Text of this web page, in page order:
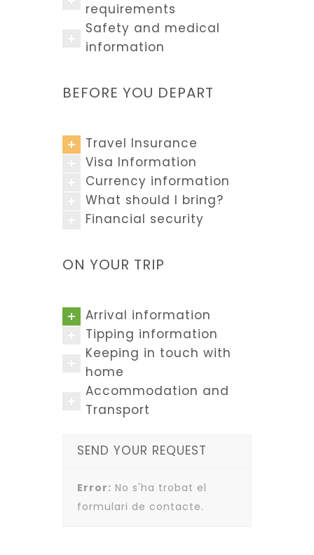
requirements
Safety and medical
information
BEFORE YOU DEPART
Travel Insurance
Visa Information
Currency information
What should I bring?
Financial security
ON YOUR TRIP
Arrival information
Tipping information
Keeping in touch with
home
Accommodation and
Transport
SEND YOUR REQUEST
Error: No s'ha trobat el
formulari de contacte.